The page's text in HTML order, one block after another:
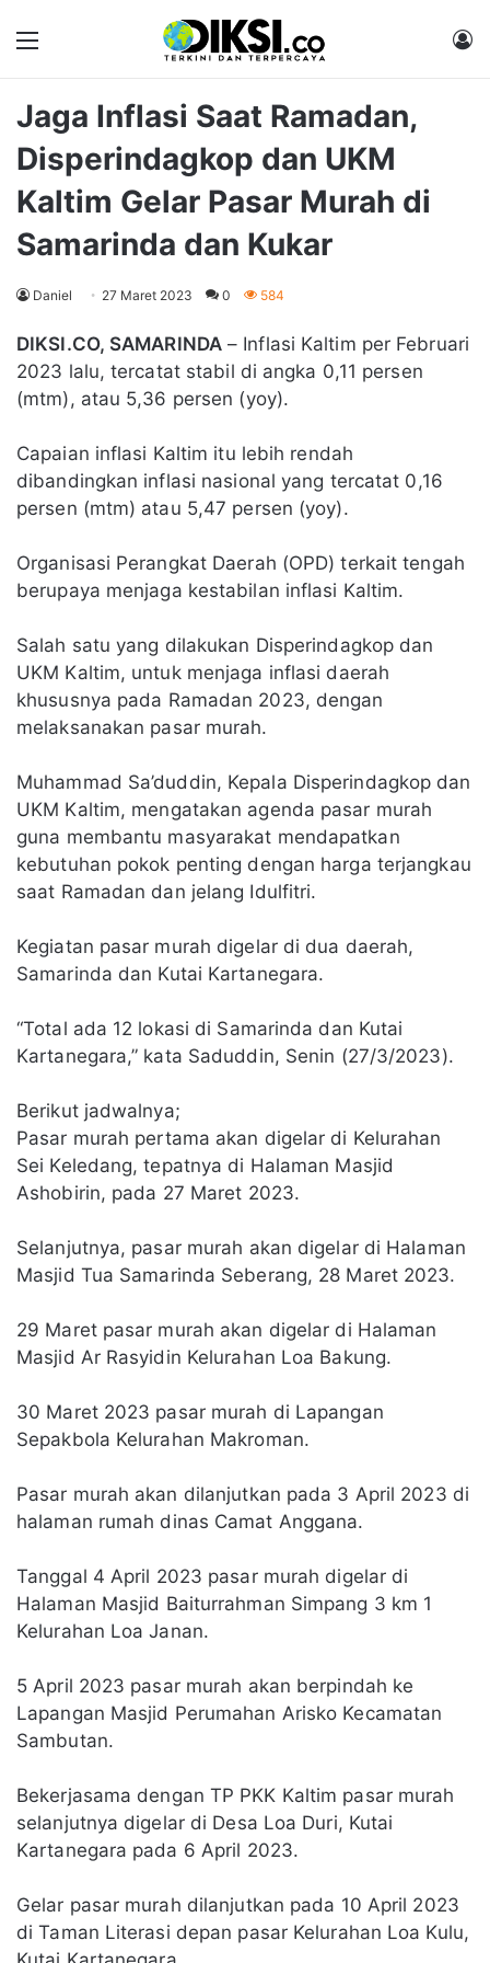
Jaga Inflasi Saat Ramadan,
Disperindagkop dan UKM
Kaltim Gelar Pasar Murah di
Samarinda dan Kukar
Daniel 27 Maret 2023 0 584
DIKSI.CO, SAMARINDA– Inflasi Kaltim per Februari
2023 lalu, tercatat stabil di angka 0,11 persen
(mtm), atau 5,36 persen (yoy).
Capaian inflasi Kaltim itu lebih rendah
dibandingkan inflasi nasional yang tercatat 0,16
persen (mtm) atau 5,47 persen (yoy).
Organisasi Perangkat Daerah (OPD) terkait tengah
berupaya menjaga kestabilan inflasi Kaltim.
Salah satu yang dilakukan Disperindagkop dan
UKM Kaltim, untuk menjaga inflasi daerah
khususnya pada Ramadan 2023, dengan
melaksanakan pasar murah.
Muhammad Sa’duddin, Kepala Disperindagkop dan
UKM Kaltim, mengatakan agenda pasar murah
guna membantu masyarakat mendapatkan
kebutuhan pokok penting dengan harga terjangkau
saat Ramadan dan jelang Idulfitri.
Kegiatan pasar murah digelar di dua daerah,
Samarinda dan Kutai Kartanegara.
“Total ada 12 lokasi di Samarinda dan Kutai
Kartanegara,” kata Saduddin, Senin (27/3/2023).
Berikut jadwalnya;
Pasar murah pertama akan digelar di Kelurahan
Sei Keledang, tepatnya di Halaman Masjid
Ashobirin, pada 27 Maret 2023.
Selanjutnya, pasar murah akan digelar di Halaman
Masjid Tua Samarinda Seberang, 28 Maret 2023.
29 Maret pasar murah akan digelar di Halaman
Masjid Ar Rasyidin Kelurahan Loa Bakung.
30 Maret 2023 pasar murah di Lapangan
Sepakbola Kelurahan Makroman.
Pasar murah akan dilanjutkan pada 3 April 2023 di
halaman rumah dinas Camat Anggana.
Tanggal 4 April 2023 pasar murah digelar di
Halaman Masjid Baiturrahman Simpang 3 km 1
Kelurahan Loa Janan.
5 April 2023 pasar murah akan berpindah ke
Lapangan Masjid Perumahan Arisko Kecamatan
Sambutan.
Bekerjasama dengan TP PKK Kaltim pasar murah
selanjutnya digelar di Desa Loa Duri, Kutai
Kartanegara pada 6 April 2023.
Gelar pasar murah dilanjutkan pada 10 April 2023
di Taman Literasi depan pasar Kelurahan Loa Kulu,